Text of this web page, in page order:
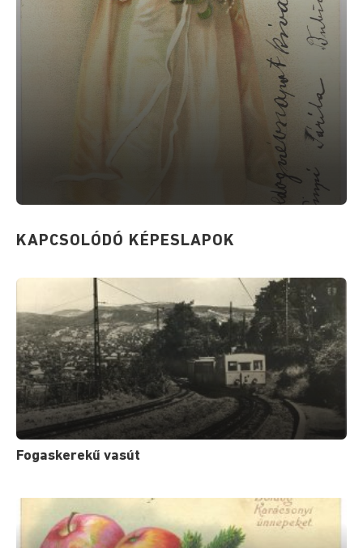
KAPCSOLÓDÓ KÉPESLAPOK
Fogaskerekű vasút